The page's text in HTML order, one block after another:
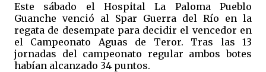
Este sábado el Hospital La Paloma Pueblo
Guanche venció al Spar Guerra del Río en la
regata de desempate para decidir el vencedor en
el Campeonato Aguas de Teror. Tras las 13
jornadas del campeonato regular ambos botes
habían alcanzado 34 puntos.